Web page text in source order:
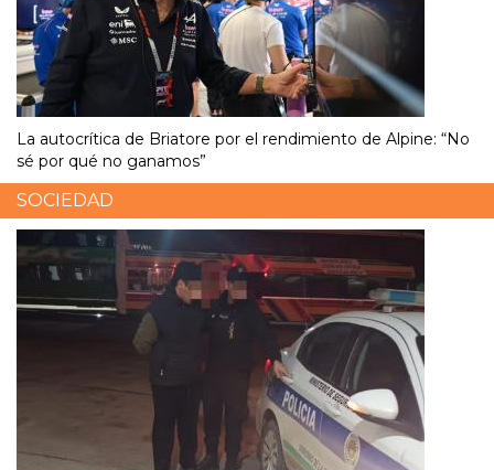
La autocrítica de Briatore por el rendimiento de Alpine: “No
sé por qué no ganamos”
SOCIEDAD